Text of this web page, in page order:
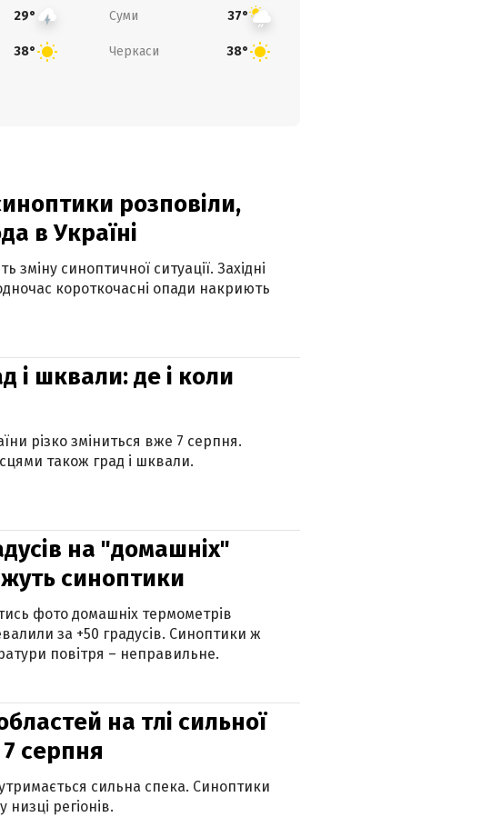
29° Суми 37°
38° Черкаси 38°
розповіли,
в Україні
синоптичної ситуації. Західні
короткочасні опади накриють
і шквали: де і коли
різко зміниться вже 7 серпня.
також град і шквали.
на "домашніх"
синоптики
фото домашніх термометрів
за +50 градусів. Синоптики ж
повітря – неправильне.
на тлі сильної
серпня
сильна спека. Синоптики
регіонів.